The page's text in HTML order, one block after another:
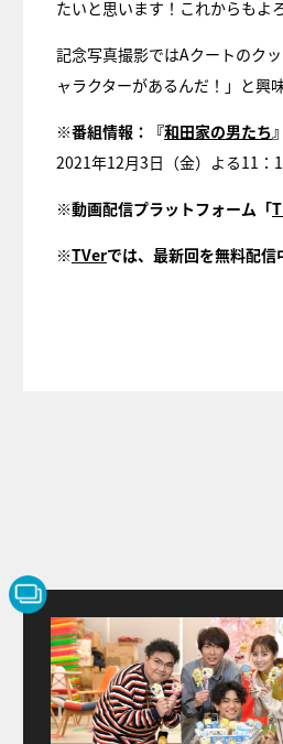
たいと思います！これからもよ
記念写真撮影ではAクートのク
ャラクターがあるんだ！」と興
※番組情報：『和田家の男たち
2021年12月3日（金）よる11：
※動画配信プラットフォーム「
※TVerでは、最新回を無料配信